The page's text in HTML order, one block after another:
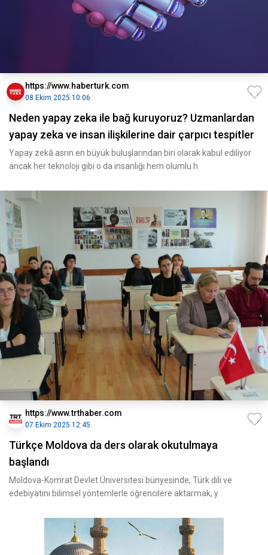
https://www.haberturk.com
08 Ekim 2025 10:06
Neden yapay zeka ile bağ kuruyoruz? Uzmanlardan
yapay zeka ve insan ilişkilerine dair çarpıcı tespitler
Yapay zekâ asrın en büyük buluşlarından biri olarak kabul ediliyor
ancak her teknoloji gibi o da insanlığı hem olumlu h
https://www.trthaber.com
07 Ekim 2025 12:45
Türkçe Moldova da ders olarak okutulmaya
başlandı
Moldova-Komrat Devlet Üniversitesi bünyesinde, Türk dili ve
edebiyatını bilimsel yöntemlerle öğrencilere aktarmak, y